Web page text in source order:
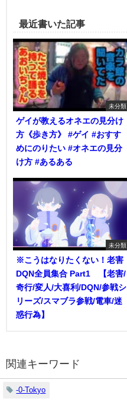
最近書いた記事
未分類
ゲイが教えるオネエの見分け
方《歩き方》 #ゲイ #おすす
めにのりたい #オネエの見分
け方 #あるある
未分類
※こうはなりたくない！老害
DQN全員集合 Part1 【老害/
奇行/変人/大喜利/DQN/参戦シ
リーズ/スマブラ参戦/電車/迷
惑行為】
関連キーワード
-0-Tokyo